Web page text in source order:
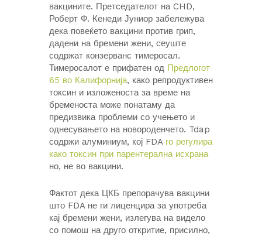
вакцините. Претседателот на CHD,
Роберт Ф. Кенеди Јуниор забележува
дека повеќето вакцини против грип,
дадени на бремени жени, сеуште
содржат конзерванс тимеросал.
Тимеросалот е прифатен од Предлогот
65 во Калифорнија, како репродуктивен
токсин и изложеноста за време на
бременоста може понатаму да
предизвика проблеми со учењето и
однесувањето на новороденчето. Tdap
содржи алуминиум, кој FDA го регулира
како токсин при парентерална исхрана
но, не во вакцини.
Фактот дека ЦКБ препорачува вакцини
што FDA не ги лиценцира за употреба
кај бремени жени, излегува на видело
со помош на друго откритие, присилно,